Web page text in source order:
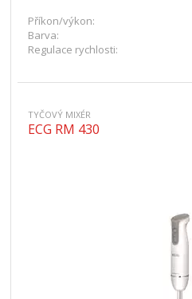
Příkon/výkon:
Barva:
Regulace rychlosti:
TYČOVÝ MIXÉR
ECG RM 430